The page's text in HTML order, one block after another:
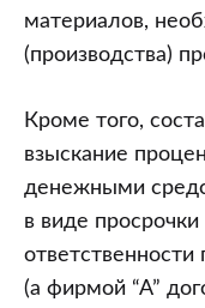
материалов,
(производства)
Кроме того,
взыскание
денежными
в виде
(а фирмой “А”